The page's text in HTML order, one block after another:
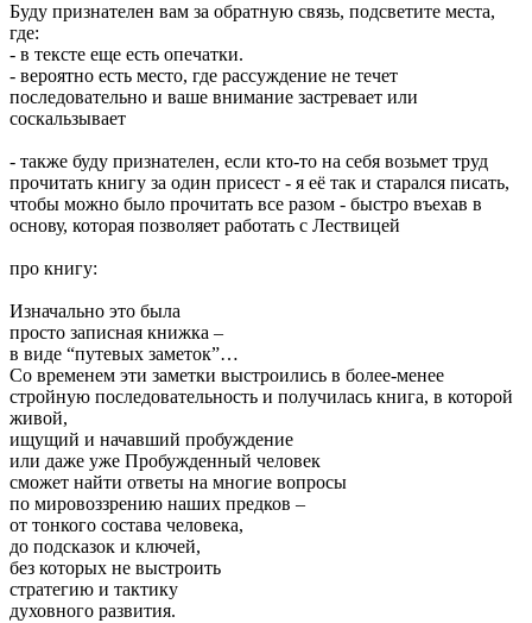
Буду признателен вам за обратную связь, подсветите места,
где:
- в тексте еще есть опечатки.
- вероятно есть место, где рассуждение не течет
последовательно и ваше внимание застревает или
соскальзывает
- также буду признателен, если кто-то на себя возьмет труд
прочитать книгу за один присест - я её так и старался писать,
чтобы можно было прочитать все разом - быстро въехав в
основу, которая позволяет работать с Лествицей
про книгу:
Изначально это была
просто записная книжка –
в виде “путевых заметок”…
Cо временем эти заметки выстроились в более-менее
стройную последовательность и получилась книга, в которой
живой,
ищущий и начавший пробуждение
или даже уже Пробужденный человек
сможет найти ответы на многие вопросы
по мировоззрению наших предков –
от тонкого состава человека,
до подсказок и ключей,
без которых не выстроить
стратегию и тактику
духовного развития.